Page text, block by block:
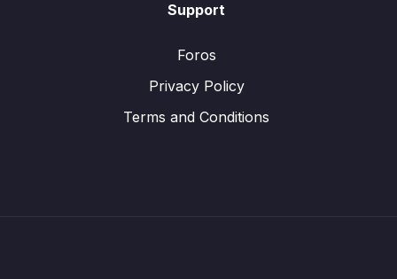
Support
Foros
Privacy Policy
Terms and Conditions